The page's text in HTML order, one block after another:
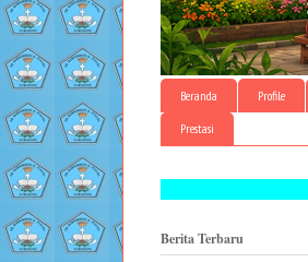
Beranda Profile
Prestasi
Berita Terbaru